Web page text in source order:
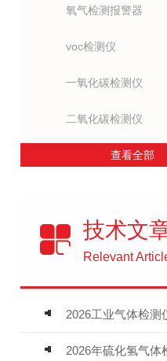
氧气检测报警器
voc检测仪
一氧化碳检测仪
二氧化碳检测仪
查看全部
技术文
Relevant